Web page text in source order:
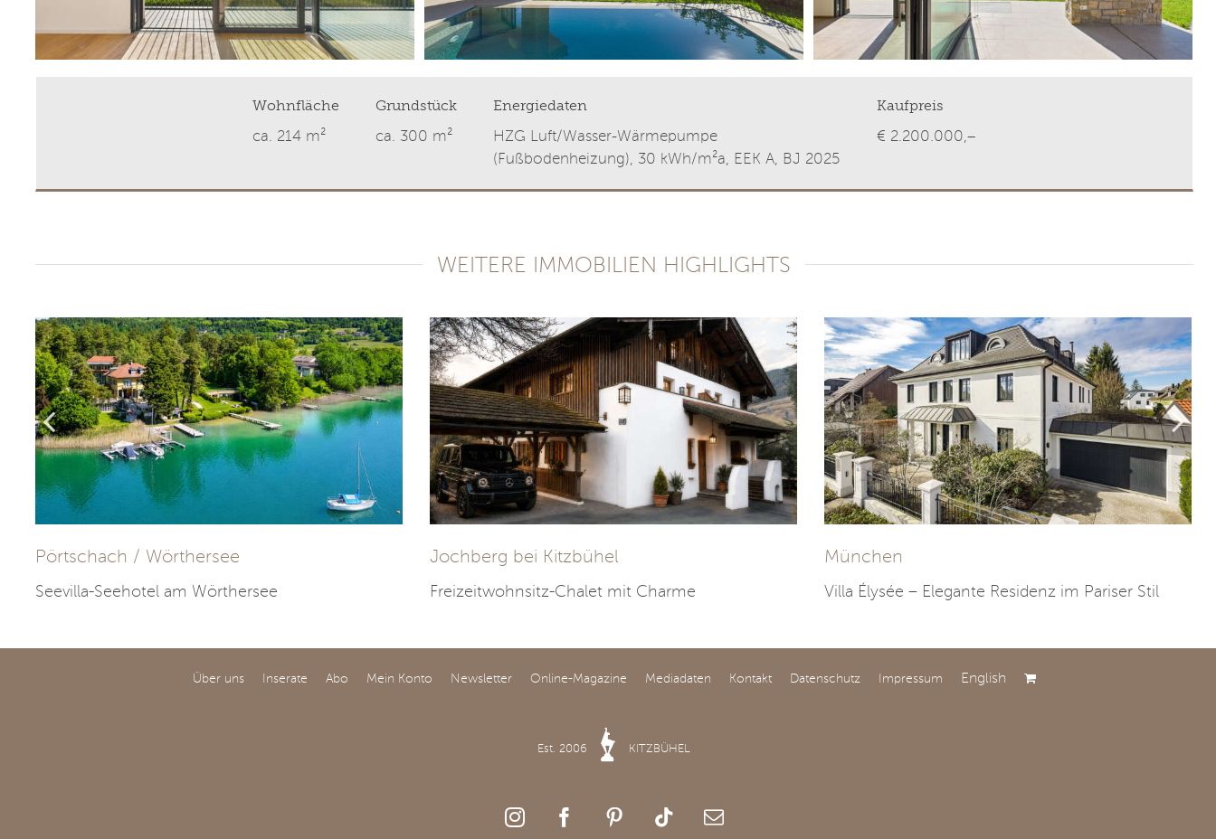
Wohnfläche
ca. 214 m²
Grundstück
ca. 300 m²
Energiedaten
HZG Luft/Wasser-Wärmepumpe
(Fußbodenheizung), 30 kWh/m²a, EEK A, BJ 2025
Kaufpreis
€ 2.200.000,–
WEITERE IMMOBILIEN HIGHLIGHTS
Pörtschach / Wörthersee
Seevilla-Seehotel am Wörthersee
Jochberg bei Kitzbühel
Freizeitwohnsitz-Chalet mit Charme
München
Villa Élysée – Elegante Residenz im Pariser Stil
Über uns Inserate Abo Mein Konto Newsletter Online-Magazine Mediadaten Kontakt Datenschutz Impressum English
Est. 2006 KITZBÜHEL